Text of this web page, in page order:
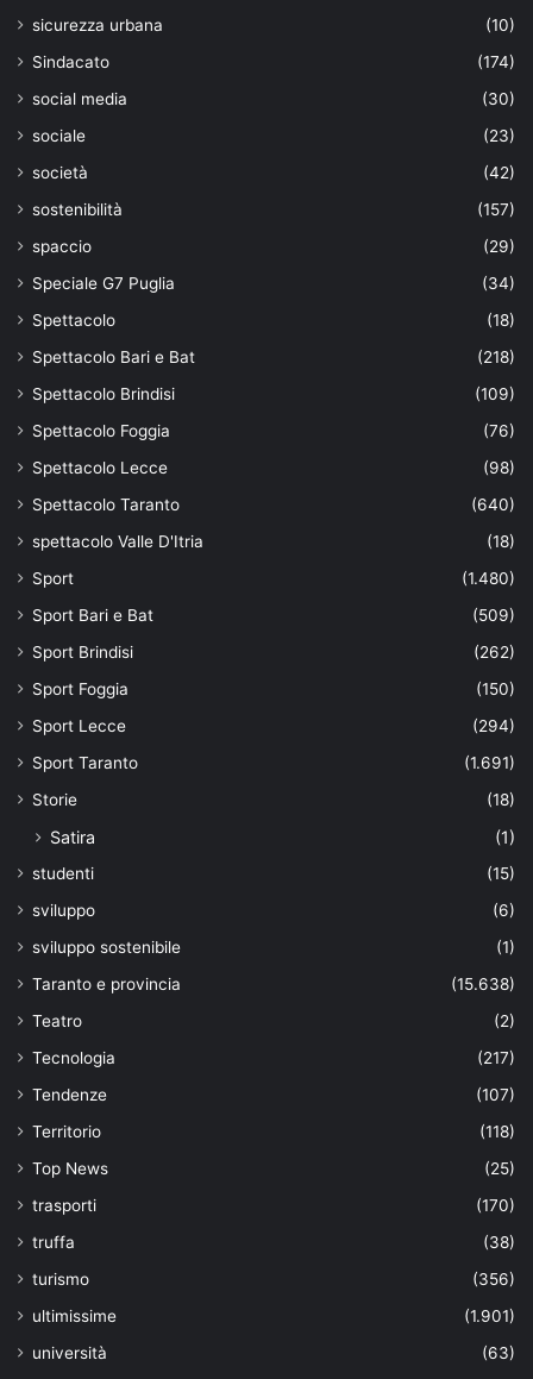
sicurezza urbana
(10)
Sindacato
(174)
social media
(30)
sociale
(23)
società
(42)
sostenibilità
(157)
spaccio
(29)
Speciale G7 Puglia
(34)
Spettacolo
(18)
Spettacolo Bari e Bat
(218)
Spettacolo Brindisi
(109)
Spettacolo Foggia
(76)
Spettacolo Lecce
(98)
Spettacolo Taranto
(640)
spettacolo Valle D'Itria
(18)
Sport
(1.480)
Sport Bari e Bat
(509)
Sport Brindisi
(262)
Sport Foggia
(150)
Sport Lecce
(294)
Sport Taranto
(1.691)
Storie
(18)
Satira (1)
studenti
(15)
sviluppo
(6)
sviluppo sostenibile
(1)
Taranto e provincia
(15.638)
Teatro
(2)
Tecnologia
(217)
Tendenze
(107)
Territorio
(118)
Top News
(25)
trasporti
(170)
truffa
(38)
turismo
(356)
ultimissime
(1.901)
università
(63)